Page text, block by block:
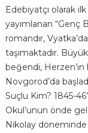
Edebiyatçı olarak
yayımlanan “Genç
romandır,
taşımaktadır.
beğendi,
Novgorod’da
Suçlu Kim? 1845-
Okul’unun önde
Nikolay